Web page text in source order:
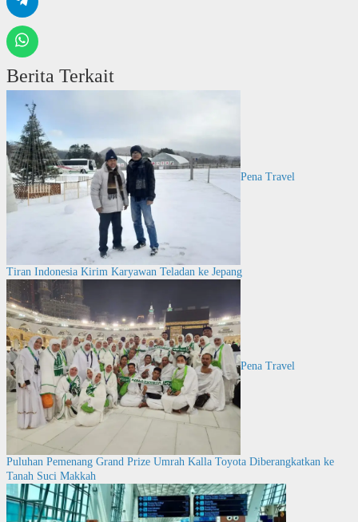
Berita Terkait
Pena Travel
Tiran Indonesia Kirim Karyawan Teladan ke Jepang
Pena Travel
Puluhan Pemenang Grand Prize Umrah Kalla Toyota Diberangkatkan ke
Tanah Suci Makkah